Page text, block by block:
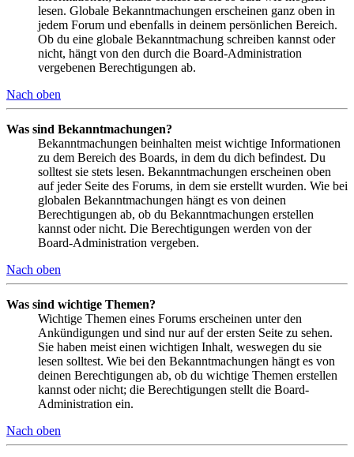
lesen. Globale Bekanntmachungen erscheinen ganz oben in
jedem Forum und ebenfalls in deinem persönlichen Bereich.
Ob du eine globale Bekanntmachung schreiben kannst oder
nicht, hängt von den durch die Board-Administration
vergebenen Berechtigungen ab.
Nach oben
Was sind Bekanntmachungen?
Bekanntmachungen beinhalten meist wichtige Informationen
zu dem Bereich des Boards, in dem du dich befindest. Du
solltest sie stets lesen. Bekanntmachungen erscheinen oben
auf jeder Seite des Forums, in dem sie erstellt wurden. Wie bei
globalen Bekanntmachungen hängt es von deinen
Berechtigungen ab, ob du Bekanntmachungen erstellen
kannst oder nicht. Die Berechtigungen werden von der
Board-Administration vergeben.
Nach oben
Was sind wichtige Themen?
Wichtige Themen eines Forums erscheinen unter den
Ankündigungen und sind nur auf der ersten Seite zu sehen.
Sie haben meist einen wichtigen Inhalt, weswegen du sie
lesen solltest. Wie bei den Bekanntmachungen hängt es von
deinen Berechtigungen ab, ob du wichtige Themen erstellen
kannst oder nicht; die Berechtigungen stellt die Board-
Administration ein.
Nach oben